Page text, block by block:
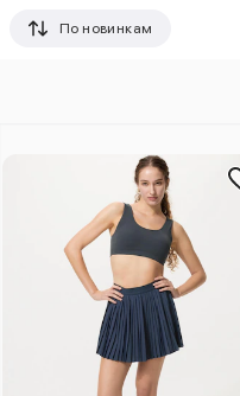
По новинкам